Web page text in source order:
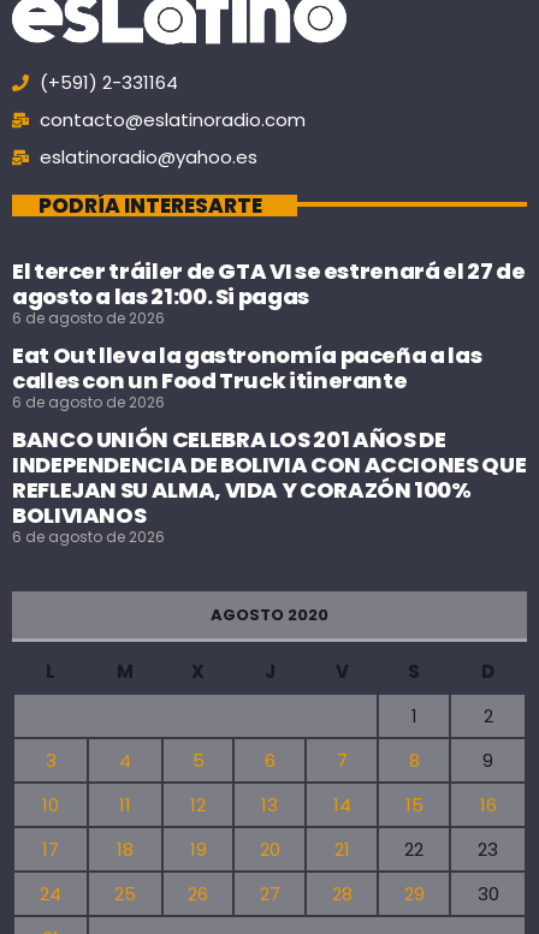
(+591) 2-331164
contacto@eslatinoradio.com
eslatinoradio@yahoo.es
PODRÍA INTERESARTE
El tercer tráiler de GTA VI se estrenará el 27 de
agosto a las 21:00. Si pagas
6 de agosto de 2026
Eat Out lleva la gastronomía paceña a las
calles con un Food Truck itinerante
6 de agosto de 2026
BANCO UNIÓN CELEBRA LOS 201 AÑOS DE
INDEPENDENCIA DE BOLIVIA CON ACCIONES QUE
REFLEJAN SU ALMA, VIDA Y CORAZÓN 100%
BOLIVIANOS
6 de agosto de 2026
AGOSTO 2020
L M X J V S
D
1
2
3
4 5 6 7 8
9
10
11 12 13 14 15
16
17
18 19 20 21 22
23
24
25 26 27 28 29
30